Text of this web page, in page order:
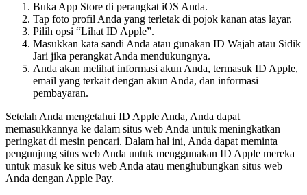
Buka App Store di perangkat iOS Anda.
Tap foto profil Anda yang terletak di pojok kanan atas layar.
Pilih opsi “Lihat ID Apple”.
Masukkan kata sandi Anda atau gunakan ID Wajah atau Sidik
Jari jika perangkat Anda mendukungnya.
Anda akan melihat informasi akun Anda, termasuk ID Apple,
email yang terkait dengan akun Anda, dan informasi
pembayaran.
Setelah Anda mengetahui ID Apple Anda, Anda dapat
memasukkannya ke dalam situs web Anda untuk meningkatkan
peringkat di mesin pencari. Dalam hal ini, Anda dapat meminta
pengunjung situs web Anda untuk menggunakan ID Apple mereka
untuk masuk ke situs web Anda atau menghubungkan situs web
Anda dengan Apple Pay.